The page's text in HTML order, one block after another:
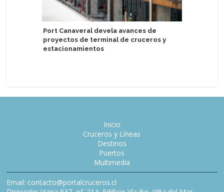
Port Canaveral devela avances de
proyectos de terminal de cruceros y
estacionamientos
Inicio
Cruceros y Líneas
Destinos
Puertos
Multimedia
Email: contacto@portalcruceros.cl